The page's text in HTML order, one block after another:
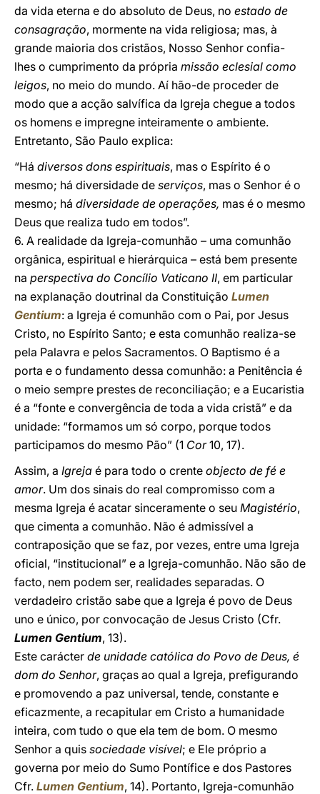
da vida eterna e do absoluto de Deus, no estado de
consagração, mormente na vida religiosa; mas, à
grande maioria dos cristãos, Nosso Senhor confia-
lhes o cumprimento da própria missão eclesial como
leigos, no meio do mundo. Aí hão-de proceder de
modo que a acção salvífica da Igreja chegue a todos
os homens e impregne inteiramente o ambiente.
Entretanto, São Paulo explica:
“Há diversos dons espirituais, mas o Espírito é o
mesmo; há diversidade de serviços, mas o Senhor é o
mesmo; há diversidade de operações, mas é o mesmo
Deus que realiza tudo em todos”.
6. A realidade da Igreja-comunhão – uma comunhão
orgânica, espiritual e hierárquica – está bem presente
na perspectiva do Concílio Vaticano II, em particular
na explanação doutrinal da Constituição Lumen
Gentium: a Igreja é comunhão com o Pai, por Jesus
Cristo, no Espírito Santo; e esta comunhão realiza-se
pela Palavra e pelos Sacramentos. O Baptismo é a
porta e o fundamento dessa comunhão: a Penitência é
o meio sempre prestes de reconciliação; e a Eucaristia
é a “fonte e convergência de toda a vida cristã” e da
unidade: “formamos um só corpo, porque todos
participamos do mesmo Pão” (1 Cor10, 17).
Assim, a Igreja é para todo o crente objecto de fé e
amor. Um dos sinais do real compromisso com a
mesma Igreja é acatar sinceramente o seu Magistério,
que cimenta a comunhão. Não é admissível a
contraposição que se faz, por vezes, entre uma Igreja
oficial, “institucional” e a Igreja-comunhão. Não são de
facto, nem podem ser, realidades separadas. O
verdadeiro cristão sabe que a Igreja é povo de Deus
uno e único, por convocação de Jesus Cristo (Cfr.
Lumen Gentium, 13).
Este carácter de unidade católica do Povo de Deus, é
dom do Senhor, graças ao qual a Igreja, prefigurando
e promovendo a paz universal, tende, constante e
eficazmente, a recapitular em Cristo a humanidade
inteira, com tudo o que ela tem de bom. O mesmo
Senhor a quis sociedade visível; e Ele próprio a
governa por meio do Sumo Pontífice e dos Pastores
Cfr. Lumen Gentium, 14). Portanto, Igreja-comunhão